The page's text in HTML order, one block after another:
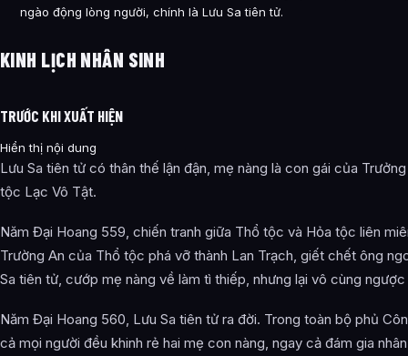
ngào động lòng người, chính là Lưu Sa tiên tử.
KINH LỊCH NHÂN SINH
TRƯỚC KHI XUẤT HIỆN
Hiển thị nội dung
Lưu Sa tiên tử có thân thế lận đận, mẹ nàng là con gái của
tộc Lạc Vô Tật.
Năm Đại Hoang 559, chiến tranh giữa Thổ tộc và Hỏa tộc liên
Trường An của Thổ tộc phá vỡ thành Lan Trạch, giết chết ông
Sa tiên tử, cướp mẹ nàng về làm tì thiếp, nhưng lại vô cùng ngược
Năm Đại Hoang 560, Lưu Sa tiên tử ra đời. Trong toàn bộ phủ
cả mọi người đều khinh rẻ hai mẹ con nàng, ngay cả đám gia